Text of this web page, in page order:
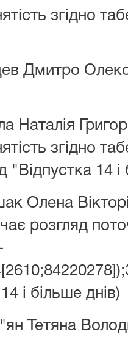
згідно
Дмитро
Наталія
згідно
"Відпустка 14 і
Олена
розгляд
і більше днів)
Тетяна